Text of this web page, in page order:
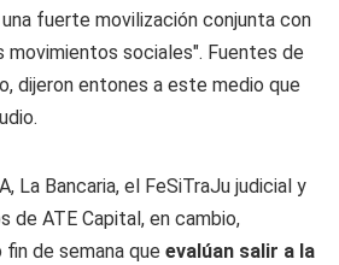
fuerte movilización conjunta con
movimientos sociales". Fuentes de
dijeron entones a este medio que
La Bancaria, el FeSiTraJu judicial y
de ATE Capital, en cambio,
de semana que evalúan salir a la